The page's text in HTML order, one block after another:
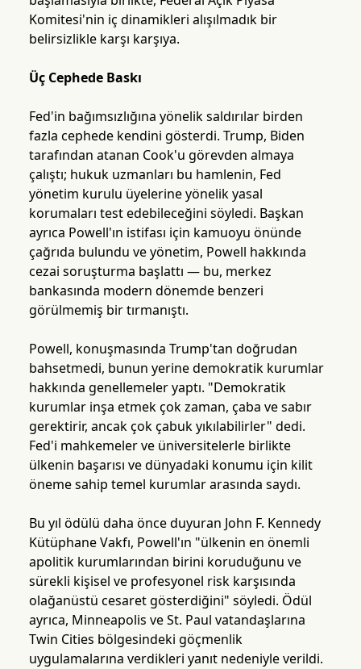
Komitesi'nin iç dinamikleri alışılmadık bir
belirsizlikle karşı karşıya.
Üç Cephede Baskı
Fed'in bağımsızlığına yönelik saldırılar birden
fazla cephede kendini gösterdi. Trump, Biden
tarafından atanan Cook'u görevden almaya
çalıştı; hukuk uzmanları bu hamlenin, Fed
yönetim kurulu üyelerine yönelik yasal
korumaları test edebileceğini söyledi. Başkan
ayrıca Powell'ın istifası için kamuoyu önünde
çağrıda bulundu ve yönetim, Powell hakkında
cezai soruşturma başlattı — bu, merkez
bankasında modern dönemde benzeri
görülmemiş bir tırmanıştı.
Powell, konuşmasında Trump'tan doğrudan
bahsetmedi, bunun yerine demokratik kurumlar
hakkında genellemeler yaptı. "Demokratik
kurumlar inşa etmek çok zaman, çaba ve sabır
gerektirir, ancak çok çabuk yıkılabilirler" dedi.
Fed'i mahkemeler ve üniversitelerle birlikte
ülkenin başarısı ve dünyadaki konumu için kilit
öneme sahip temel kurumlar arasında saydı.
Bu yıl ödülü daha önce duyuran John F. Kennedy
Kütüphane Vakfı, Powell'ın "ülkenin en önemli
apolitik kurumlarından birini koruduğunu ve
sürekli kişisel ve profesyonel risk karşısında
olağanüstü cesaret gösterdiğini" söyledi. Ödül
ayrıca, Minneapolis ve St. Paul vatandaşlarına
Twin Cities bölgesindeki göçmenlik
uygulamalarına verdikleri yanıt nedeniyle verildi.